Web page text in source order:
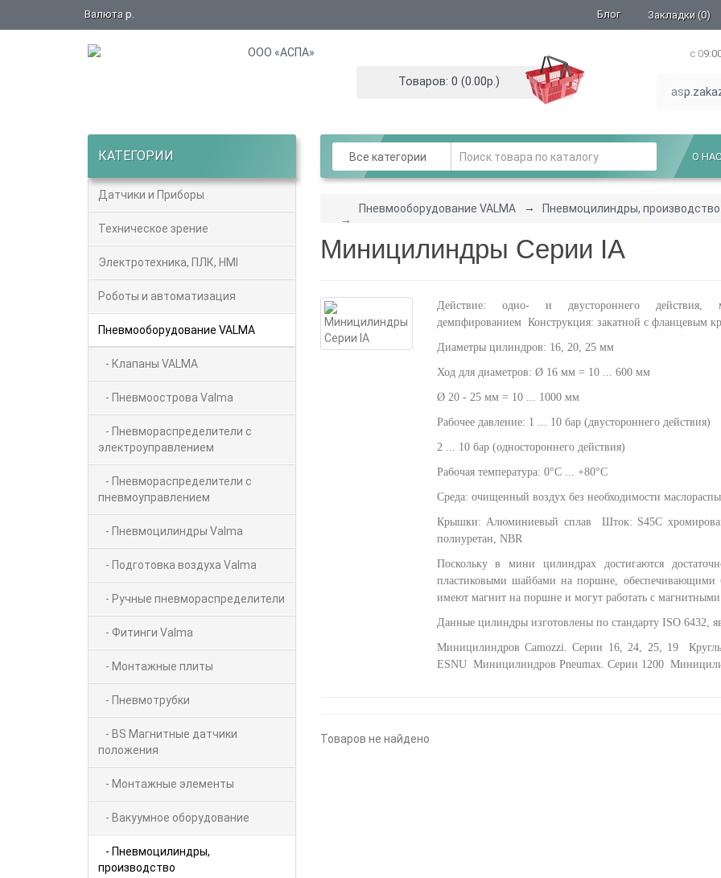
Блог Закладки (0)
Валюта р.
с
Товаров: 0 (0.00р.)
КАТЕГОРИИ О НАС
Все категории
Датчики и Приборы
Техническое зрение
Электротехника, ПЛК, HMI
Роботы и автоматизация
Пневмооборудование VALMA
- Клапаны VALMA
- Пневмоострова Valma
- Пневмораспределители с
электроуправлением
- Пневмораспределители с
пневмоуправлением
- Пневмоцилиндры Valma
- Подготовка воздуха Valma
- Ручные пневмораспределители
- Фитинги Valma
- Монтажные плиты
- Пневмотрубки
- BS Магнитные датчики
положения
- Монтажные элементы
- Вакуумное оборудование
- Пневмоцилиндры,
производство
Пневмооборудование VALMA Пневмоцилиндры, производство
Миницилиндры Cерии IA
Действие: одно- и двустороннего
демпфированием Конструкция: закатной с фланцевым
Диаметры цилиндров: 16, 20, 25 мм
Ход для диаметров: Ø 16 мм = 10 ... 600 мм
Ø 20 - 25 мм = 10 ... 1000 мм
Рабочее давление: 1 ... 10 бар (двустороннего действия)
2 ... 10 бар (одностороннего действия)
Рабочая температура: 0°C ... +80°C
Среда: очищенный воздух без необходимости
Крышки: Алюминиевый сплав Шток: S45C
полиуретан, NBR
Поскольку в мини цилиндрах достигаются
пластиковыми шайбами на поршне,
имеют магнит на поршне и могут работать с
Данные цилиндры изготовлены по стандарту ISO 6432,
Миницилиндров Camozzi. Cерии 16, 24, 25, 19
ESNU Миницилиндров Pneumax. Серии 1200
Товаров не найдено